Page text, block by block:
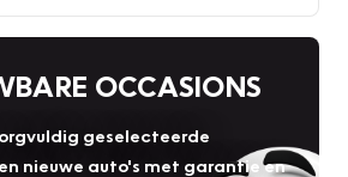
OCCASIONS
geselecteerde
nieuwe auto's met garantie en